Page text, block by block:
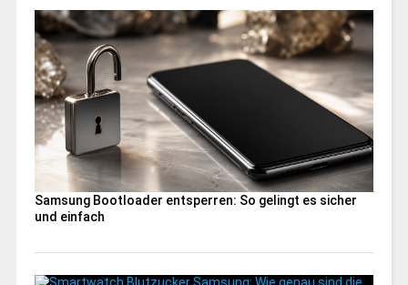
Samsung Bootloader entsperren: So gelingt es sicher
und einfach